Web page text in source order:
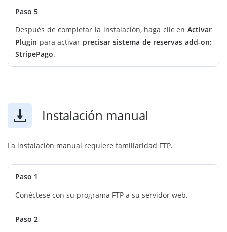
Paso 5
Después de completar la instalación, haga clic en Activar
Plugin para activar precisar sistema de reservas add-on:
StripePago.
Instalación manual
La instalación manual requiere familiaridad FTP.
Paso 1
Conéctese con su programa FTP a su servidor web.
Paso 2